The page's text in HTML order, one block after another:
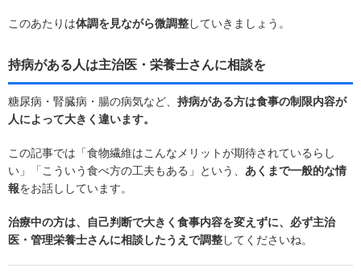
このあたりは体調を見ながら微調整していきましょう。
持病がある人は主治医・栄養士さんに相談を
糖尿病・腎臓病・腸の病気など、 持病がある方は食事の制限内容が
人によって大きく違います。
この記事では「食物繊維はこんなメリットが期待されているらし
い」「こういう食べ方の工夫もある」という、 あくまで一般的な情
報をお話ししています。
治療中の方は、自己判断で大きく食事内容を変えずに、必ず主治
医・管理栄養士さんに相談したうえで調整してくださいね。